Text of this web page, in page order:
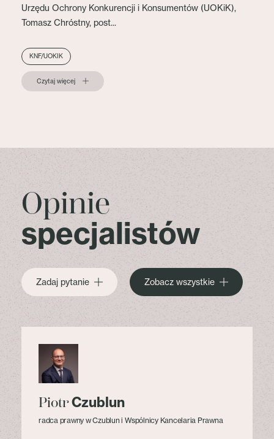
Urzędu Ochrony Konkurencji i Konsumentów (UOKiK),
Tomasz Chróstny, post...
KNF/UOKIK
Czytaj więcej
Opinie
specjalistów
Zadaj pytanie Zobacz wszystkie
PiotrCzublun
radca prawny w Czublun i Wspólnicy Kancelaria Prawna